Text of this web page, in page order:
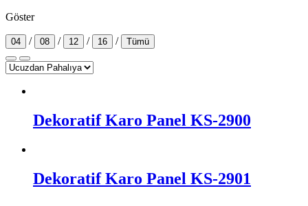
Göster
04 / 08 / 12 / 16 / Tümü
Dekoratif Karo Panel KS-2900
Dekoratif Karo Panel KS-2901